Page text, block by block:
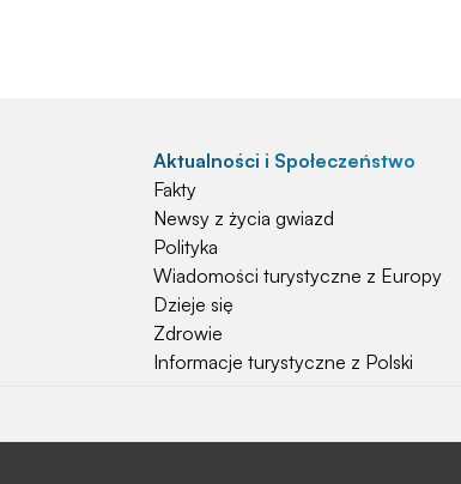
Aktualności i Społeczeństwo
Fakty
Newsy z życia gwiazd
Polityka
Wiadomości turystyczne z Europy
Dzieje się
Zdrowie
Informacje turystyczne z Polski
Natura i Hobby